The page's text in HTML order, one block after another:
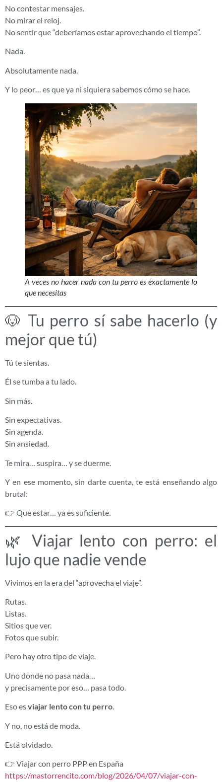
No contestar mensajes.
No mirar el reloj.
No sentir que “deberíamos estar aprovechando el tiempo”.
Nada.
Absolutamente nada.
Y lo peor… es que ya ni siquiera sabemos cómo se hace.
A veces no hacer nada con tu perro es exactamente lo
que necesitas
🐶 Tu perro sí sabe hacerlo (y
mejor que tú)
Tú te sientas.
Él se tumba a tu lado.
Sin más.
Sin expectativas.
Sin agenda.
Sin ansiedad.
Te mira… suspira… y se duerme.
Y en ese momento, sin darte cuenta, te está enseñando algo
brutal:
👉 Que estar… ya es suficiente.
🌿 Viajar lento con perro: el
lujo que nadie vende
Vivimos en la era del “aprovecha el viaje”.
Rutas.
Listas.
Sitios que ver.
Fotos que subir.
Pero hay otro tipo de viaje.
Uno donde no pasa nada…
y precisamente por eso… pasa todo.
Eso esviajar lento con tu perro.
Y no, no está de moda.
Está olvidado.
👉 Viajar con perro PPP en España
https://mastorrencito.com/blog/2026/04/07/viajar-con-